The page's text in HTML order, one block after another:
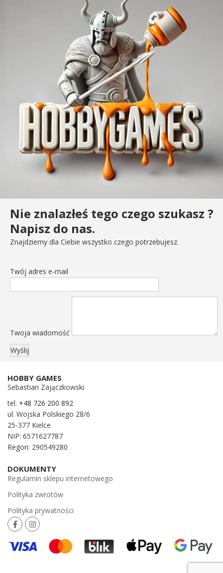
Nie znalazłeś tego czego szukasz ?
Napisz do nas.
Znajdziemy dla Ciebie wszystko czego potrzebujesz.
Twój adres e-mail
Twoja wiadomość
HOBBY GAMES
Sebastian Zajączkowski
tel. +48 726 200 892
ul. Wojska Polskiego 28/6
25-377 Kielce
NIP: 6571627787
Regon: 290549280
DOKUMENTY
Regulamin sklepu internetowego
Polityka zwrotów
Polityka prywatności